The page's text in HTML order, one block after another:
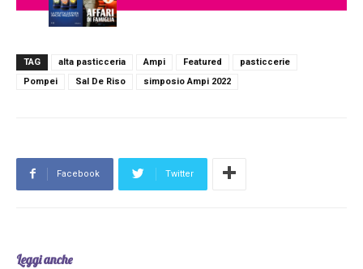
TAG alta pasticceria Ampi Featured
pasticcerie
Pompei
Sal De Riso simposio Ampi 2022
Facebook Twitter
Leggi anche